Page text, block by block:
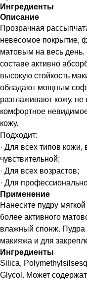
Ингредиенты
Описание
Прозрачная
невесомое покрытие,
матовым на весь
составе активно
высокую стойкость
обладают мощным
разглаживают кожу,
комфортное
кожу.
Подходит:
· Для всех типов
чувствительной;
· Для всех возрастов;
· Для
Применение
Нанесите пудру
более активного
влажный спонж. Пудра
макияжа и для
Ингредиенты
Silica,
Glycol. Может